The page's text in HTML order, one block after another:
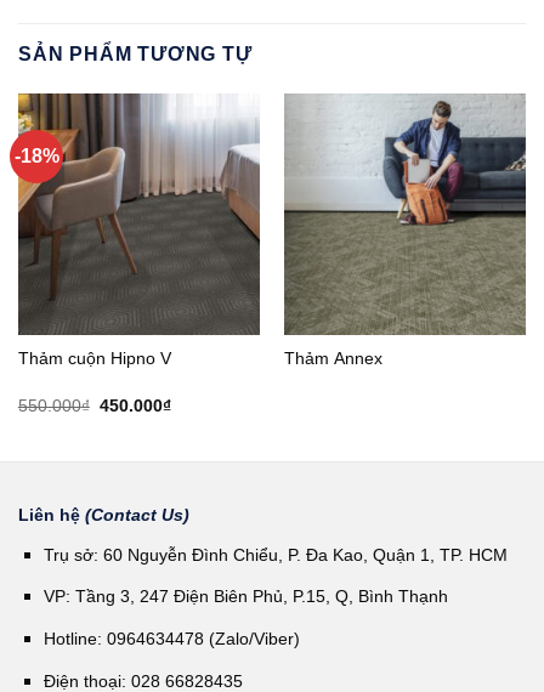
SẢN PHẨM TƯƠNG TỰ
-18%
Thảm cuộn Hipno V
550.000₫ Giá
450.000₫Giá
Thảm Annex
Liên hệ (Contact Us)
Trụ sở: 60 Nguyễn Đình Chiểu, P. Đa Kao, Quận 1, TP. HCM
VP: Tầng 3, 247 Điện Biên Phủ, P.15, Q, Bình Thạnh
Hotline: 0964634478 (Zalo/Viber)
Điện thoại: 028 66828435